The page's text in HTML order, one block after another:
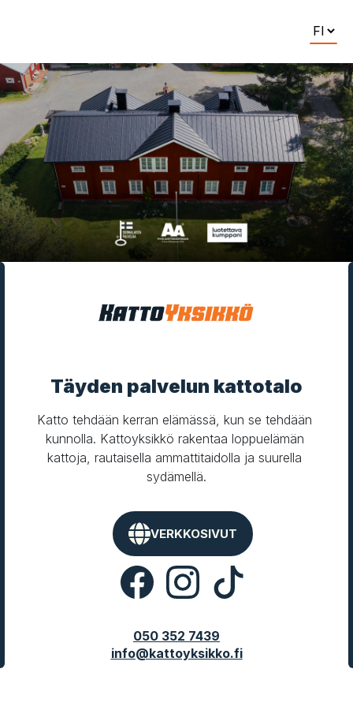
Täyden palvelun kattotalo
Katto tehdään kerran elämässä, kun se tehdään
kunnolla. Kattoyksikkö rakentaa loppuelämän
kattoja, rautaisella ammattitaidolla ja suurella
sydämellä.
VERKKOSIVUT
050 352 7439
info@kattoyksikko.fi